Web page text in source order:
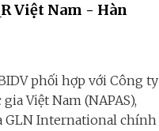
Việt Nam - Hàn
phối hợp với Công ty
Việt Nam (NAPAS),
GLN International chính